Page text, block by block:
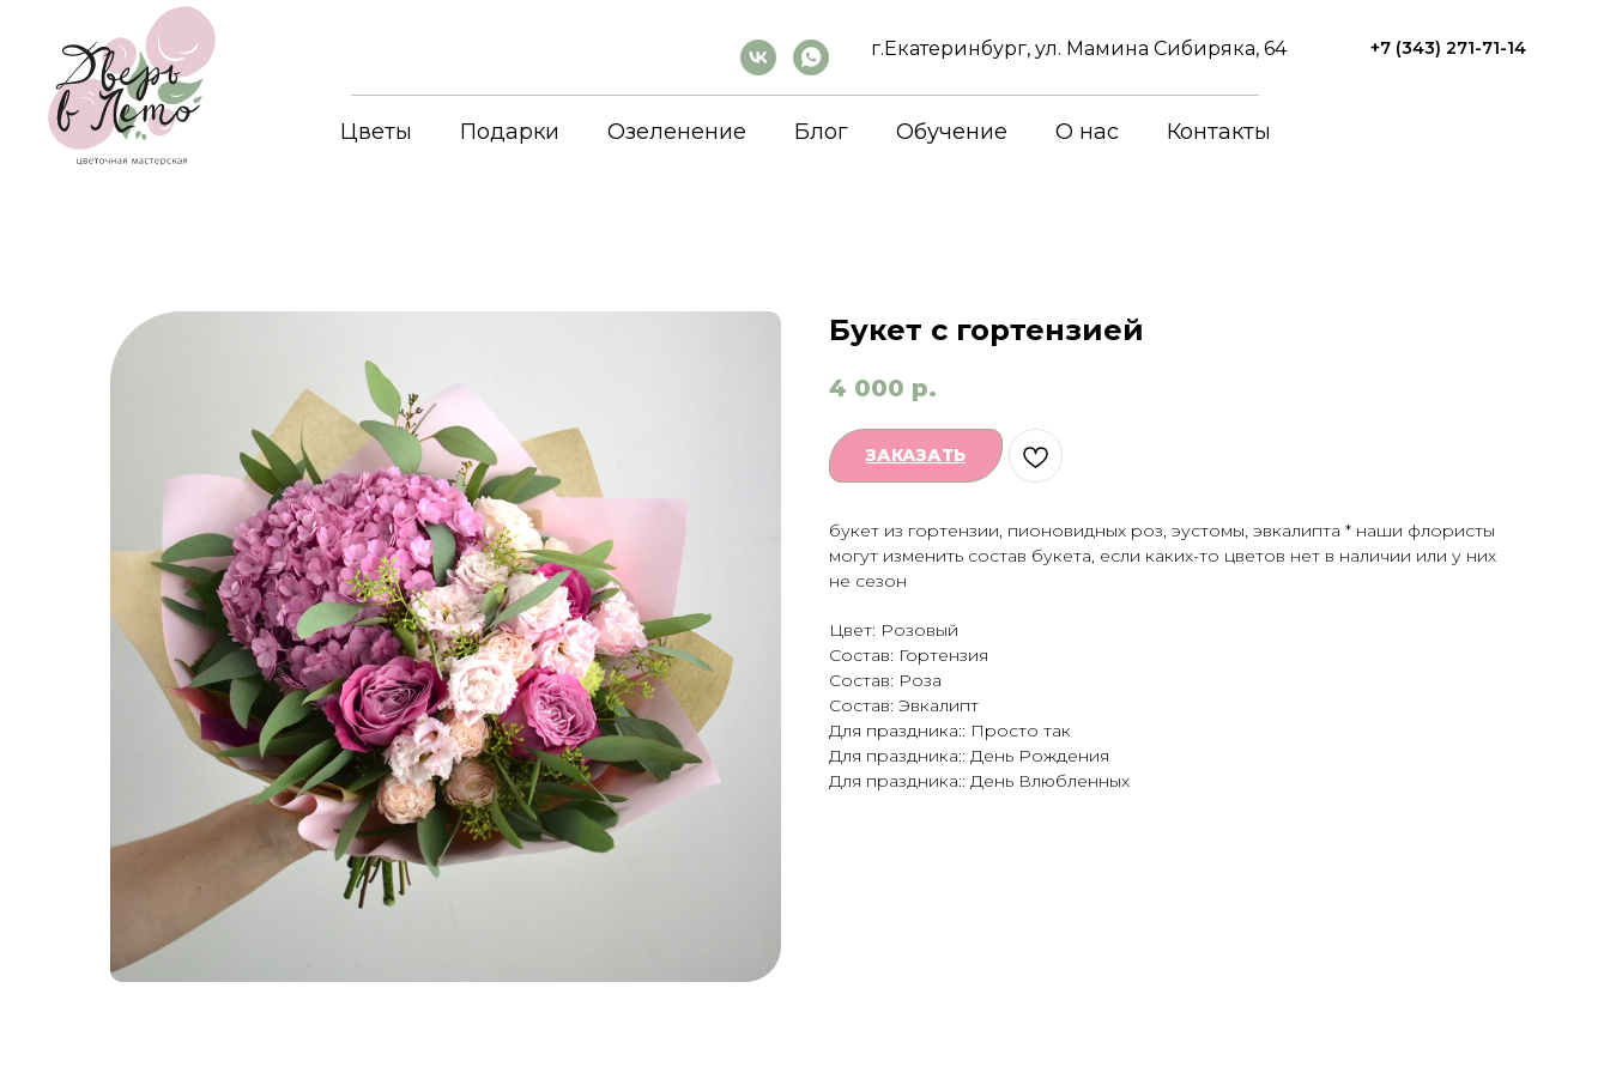
г.Екатеринбург, ул. Мамина Сибиряка, 64 +7 (343) 271-71-14
Цветы Подарки Озеленение Блог Обучение О нас Контакты
Букет с гортензией
4 000 р.
ЗАКАЗАТЬ
букет из гортензии, пионовидных роз, эустомы, эвкалипта * наши флористы
могут изменить состав букета, если каких-то цветов нет в наличии или у них
не сезон
Цвет: Розовый
Состав: Гортензия
Состав: Роза
Состав: Эвкалипт
Для праздника:: Просто так
Для праздника:: День Рождения
Для праздника:: День Влюбленных